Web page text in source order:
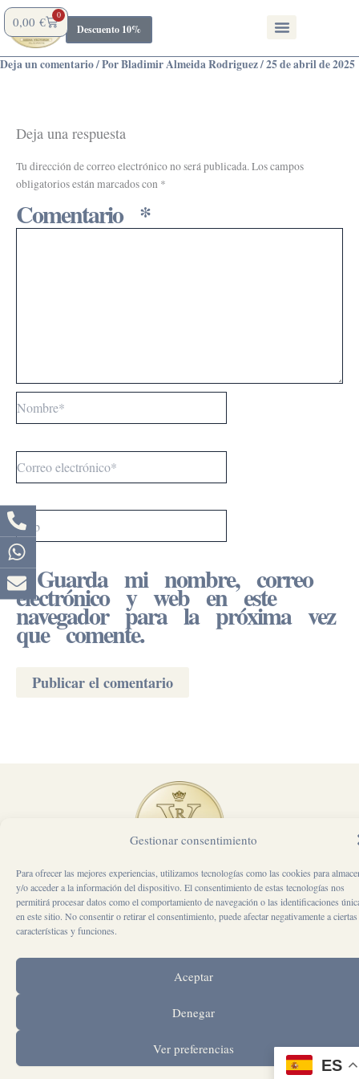
Gestionar consentimiento
Para ofrecer las mejores experiencias, utilizamos tecnologías como las cookies para
y/o acceder a la información del dispositivo. El consentimiento de estas tecnologías nos
permitirá procesar datos como el comportamiento de navegación o las identificaciones
en este sitio. No consentir o retirar el consentimiento, puede afectar negativamente a ciertas
características y funciones.
Aceptar
Denegar
Ver preferencias
Ir
contenido
0,00 € 0
CarritoDescuento 10%
Deja un comentario/ PorBladimir Almeida Rodriguez/25 de abril de 2025
Deja una respuesta
Tu dirección de correo electrónico no será publicada.Los campos
obligatorios están marcados con *
Comentario *
Nombre*
Correo
electrónico*
Web
Guarda mi nombre, correo
electrónico y web en este
navegador para la próxima vez
que comente.
REINA VICTORIA ALICANTE
CALLE SAN VICENTE 30, 03004, ALICANTE
Email: reservas@reinavictoriaalicante.com
Teléfono: +34 637 271 970
CONTACTO
BLOGPOLÍTICA
DE AVISO
LEGALPOLÍTICA
DEPRIVACIDAD
CONDICIONES
MAPA
DEL FAQ
ES